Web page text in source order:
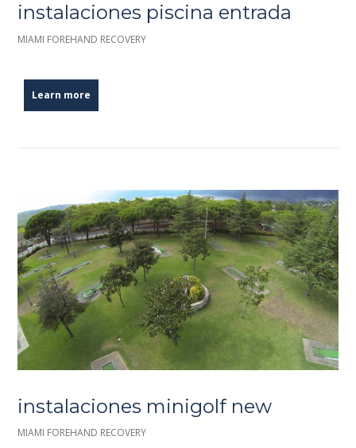
instalaciones piscina entrada
MIAMI FOREHAND RECOVERY
Learn more
instalaciones minigolf new
MIAMI FOREHAND RECOVERY